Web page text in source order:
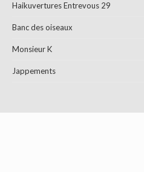
Haikuvertures Entrevous 29
Banc des oiseaux
Monsieur K
Jappements